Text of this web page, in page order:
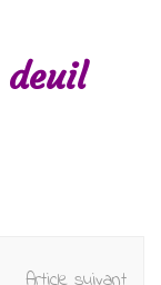
deuil